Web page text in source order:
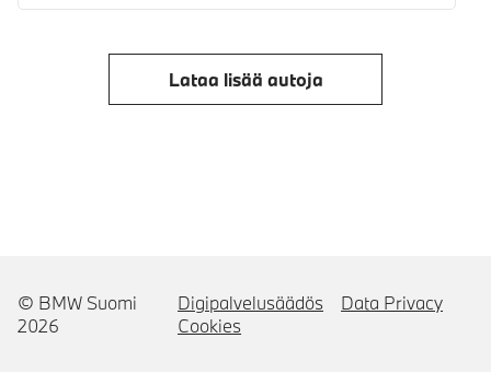
Lataa lisää autoja
© BMW Suomi
2026
Digipalvelusäädös
Data Privacy
Cookies